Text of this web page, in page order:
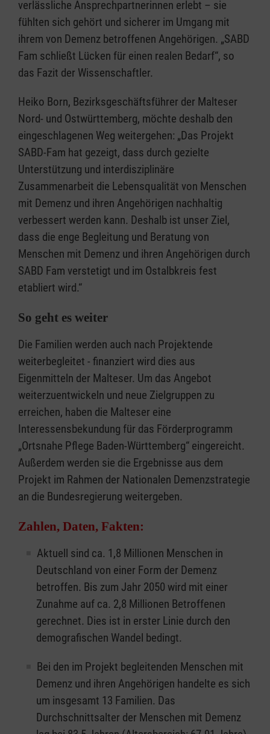
verlässliche Ansprechpartnerinnen erlebt – sie
fühlten sich gehört und sicherer im Umgang mit
ihrem von Demenz betroffenen Angehörigen. „SABD
Fam schließt Lücken für einen realen Bedarf“, so
das Fazit der Wissenschaftler.
Heiko Born, Bezirksgeschäftsführer der Malteser
Nord- und Ostwürttemberg, möchte deshalb den
eingeschlagenen Weg weitergehen: „Das Projekt
SABD-Fam hat gezeigt, dass durch gezielte
Unterstützung und interdisziplinäre
Zusammenarbeit die Lebensqualität von Menschen
mit Demenz und ihren Angehörigen nachhaltig
verbessert werden kann. Deshalb ist unser Ziel,
dass die enge Begleitung und Beratung von
Menschen mit Demenz und ihren Angehörigen durch
SABD Fam verstetigt und im Ostalbkreis fest
etabliert wird.“
So geht es weiter
Die Familien werden auch nach Projektende
weiterbegleitet - finanziert wird dies aus
Eigenmitteln der Malteser. Um das Angebot
weiterzuentwickeln und neue Zielgruppen zu
erreichen, haben die Malteser eine
Interessensbekundung für das Förderprogramm
„Ortsnahe Pflege Baden-Württemberg“ eingereicht.
Außerdem werden sie die Ergebnisse aus dem
Projekt im Rahmen der Nationalen Demenzstrategie
an die Bundesregierung weitergeben.
Zahlen, Daten, Fakten:
Aktuell sind ca. 1,8 Millionen Menschen in
Deutschland von einer Form der Demenz
betroffen. Bis zum Jahr 2050 wird mit einer
Zunahme auf ca. 2,8 Millionen Betroffenen
gerechnet. Dies ist in erster Linie durch den
demografischen Wandel bedingt.
Bei den im Projekt begleitenden Menschen mit
Demenz und ihren Angehörigen handelte es sich
um insgesamt 13 Familien. Das
Durchschnittsalter der Menschen mit Demenz